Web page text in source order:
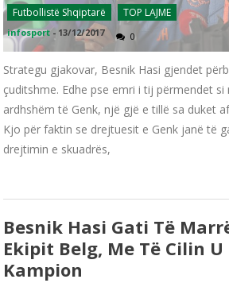
Futbollistë Shqiptarë
TOP LAJME
infosport - 13/12/2017 0
Strategu gjakovar, Besnik Hasi gjendet
çuditshme. Edhe pse emri i tij përmendet
ardhshëm të Genk, një gjë e tillë sa duket
Kjo për faktin se drejtuesit e Genk janë të
drejtimin e skuadrës,
Besnik Hasi Gati Të
Ekipit Belg, Me Të Cilin U
Kampion